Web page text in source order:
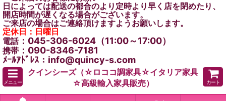
日によっては配送の都合のより定時より早く店を閉めたり、
開店時間が遅くなる場合がございます。
ご来店の場合はご連絡頂けますようお願いします。
定休日：日曜日
電話：045-306-6024（11:00～17:00）
携帯 ：090-8346-7181
ﾒｰﾙｱﾄﾞﾚｽ：info@quincy-s.com
メニュー
クインシーズ（☆ロココ調家具☆イタリア家具
☆高級輸入家具販売）
カート